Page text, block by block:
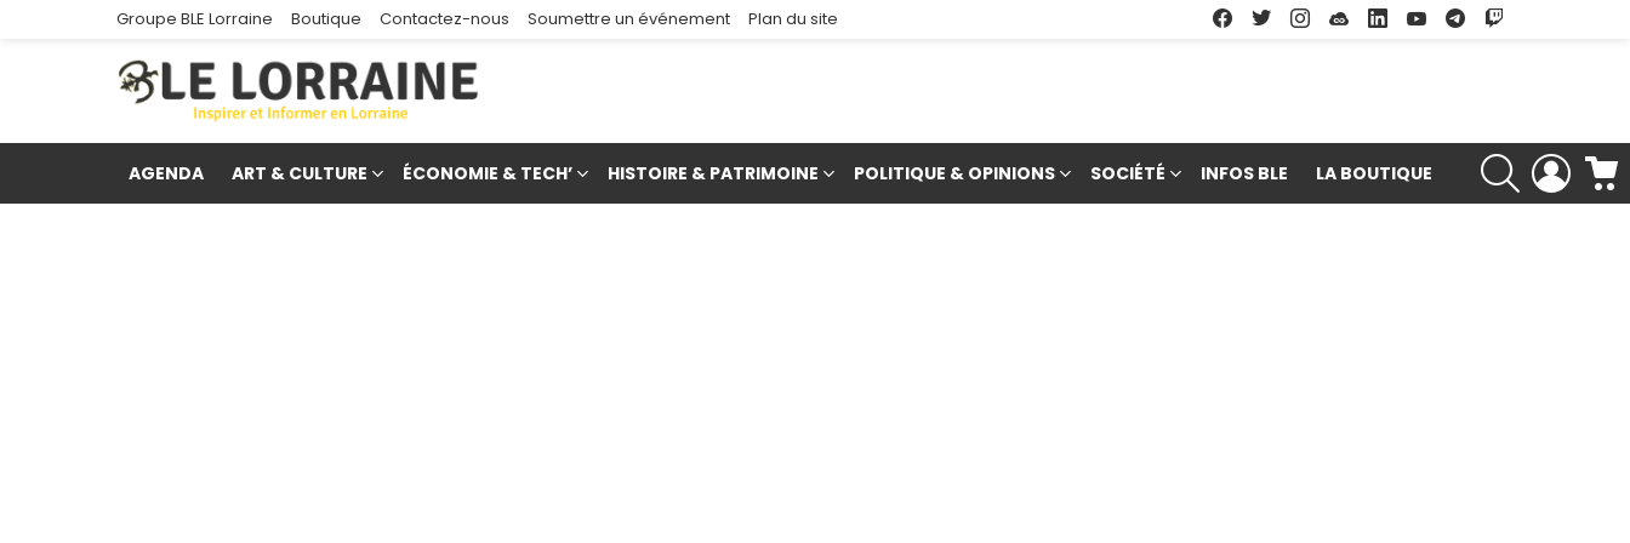
Groupe BLE Lorraine Boutique Contactez-nous Soumettre un événement Plan du site Facebook
TwitterInstagramSoundcloud
LinkedinYoutubeGoogle Play
AGENDA ART & CULTURE ÉCONOMIE & TECH’ HISTOIRE & PATRIMOINE POLITIQUE & OPINIONS SOCIÉTÉ INFOS BLE LA BOUTIQUE
RECHERCHE
LOGIN